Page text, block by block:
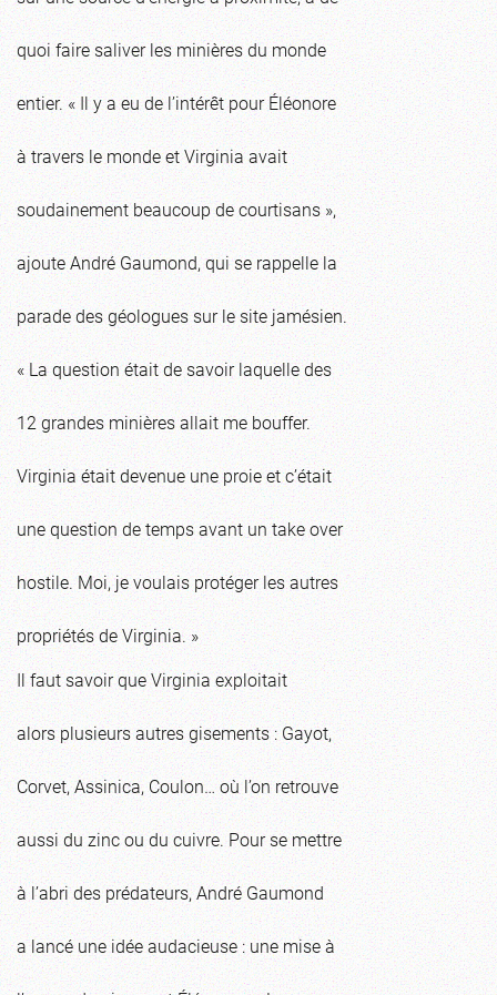
quoi faire saliver les minières du monde
entier. « Il y a eu de l’intérêt pour Éléonore
à travers le monde et Virginia avait
soudainement beaucoup de courtisans »,
ajoute André Gaumond, qui se rappelle la
parade des géologues sur le site jamésien.
« La question était de savoir laquelle des
12 grandes minières allait me bouffer.
Virginia était devenue une proie et c’était
une question de temps avant un take over
hostile. Moi, je voulais protéger les autres
propriétés de Virginia. »
Il faut savoir que Virginia exploitait
alors plusieurs autres gisements : Gayot,
Corvet, Assinica, Coulon… où l’on retrouve
aussi du zinc ou du cuivre. Pour se mettre
à l’abri des prédateurs, André Gaumond
a lancé une idée audacieuse : une mise à